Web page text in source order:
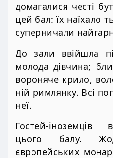
домагалися честі
цей бал: їх наїхало
суперничали
До зали ввійшла
молода дівчина;
вороняче крило,
ній римлянку. Всі
неї.
Гостей-
цього балу.
європейських